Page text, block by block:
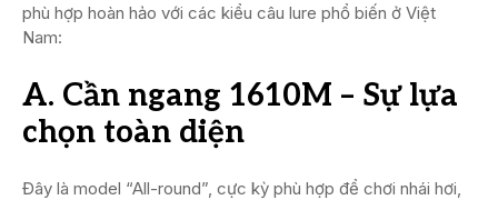
phù hợp hoàn hảo với các kiểu câu lure phổ biến ở Việt
Nam:
A. Cần ngang 1610M – Sự lựa
chọn toàn diện
Đây là model “All-round”, cực kỳ phù hợp để chơi nhái hơi,